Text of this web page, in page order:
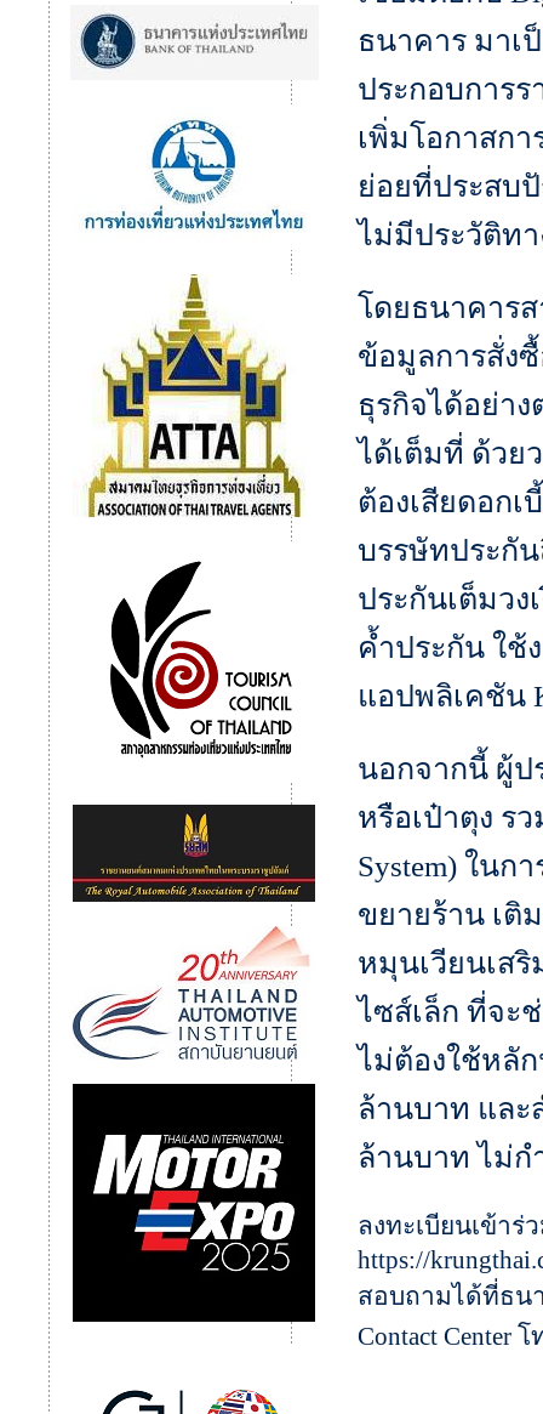
ธนาคาร มาเ
ประกอบการร
เพิ่มโอกาสกา
ย่อยที่ประสบ
ไม่มีประวัติทา
โดยธนาคาร
ข้อมูลการสั่ง
ธุรกิจได้อย่าง
ได้เต็มที่ ด้วย
ต้องเสียดอก
บรรษัทประกั
ประกันเต็มวง
ค้ำประกัน ใช้
แอปพลิเคชัน
นอกจากนี้ ผู้ป
หรือเป๋าตุง รว
System) ในก
ขยายร้าน เติ
หมุนเวียนเส
ไซส์เล็ก ที่จะ
ไม่ต้องใช้หลัก
ล้านบาท และ
ล้านบาท ไม่
ลงทะเบียนเข้า
https://
สอบถามได้ที่ธน
Contact Center